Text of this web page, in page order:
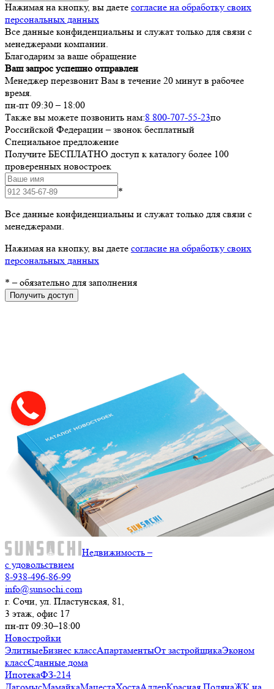
Нажимая на кнопку, вы даете согласие на обработку своих
персональных данных
Все данные конфиденциальны и служат только для связи с
менеджерами компании.
Благодарим за ваше обращение
Ваш запрос успешно отправлен
Менеджер перезвонит Вам в течение 20 минут в рабочее
время.
пн-пт 09:30 – 18:00
Также вы можете позвонить нам:8 800-707-55-23по
Российской Федерации – звонок бесплатный
Специальное предложение
Получите БЕСПЛАТНО доступ к каталогу более 100
проверенных новостроек
*
Все данные конфиденциальны и служат только для связи с
менеджерами.
Нажимая на кнопку, вы даете согласие на обработку своих
персональных данных
* – обязательно для заполнения
Получить доступ
Недвижимость –
с удовольствием
8-938-496-86-99
info@sunsochi.com
г. Сочи, ул. Пластунская, 81,
3 этаж, офис 17
пн-пт 09:30–18:00
Новостройки
ЭлитныеБизнес классАпартаментыОт застройщикаЭконом
классСданные дома
ИпотекаФЗ-214